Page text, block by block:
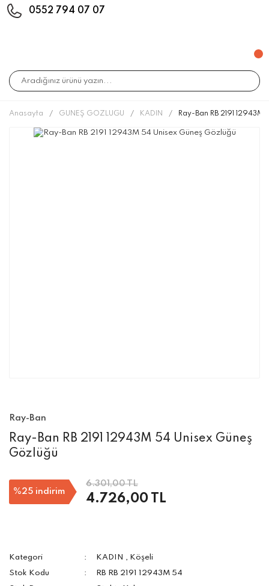
0552 794 07 07
Anasayfa GÜNEŞ GÖZLÜĞÜ KADIN Ray-Ban RB 2191
Ray-Ban
Ray-Ban RB 2191 12943M 54 Unisex Güneş
Gözlüğü
%25 indirim
6.301,00 TL
4.726,00 TL
Kategori KADIN , Köşeli
Stok Kodu
RB RB 2191 12943M 54